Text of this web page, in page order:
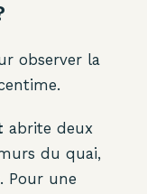
observer la
abrite deux
du quai,
Pour une